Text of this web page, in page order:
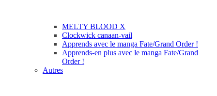
MELTY BLOOD X
Clockwick canaan-vail
Apprends avec le manga Fate/Grand Order !
Apprends-en plus avec le manga Fate/Grand
Order !
Autres